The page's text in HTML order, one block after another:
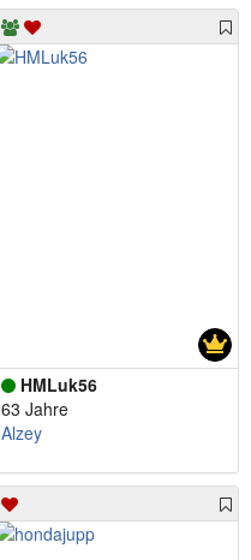
HMLuk56
63 Jahre
Alzey